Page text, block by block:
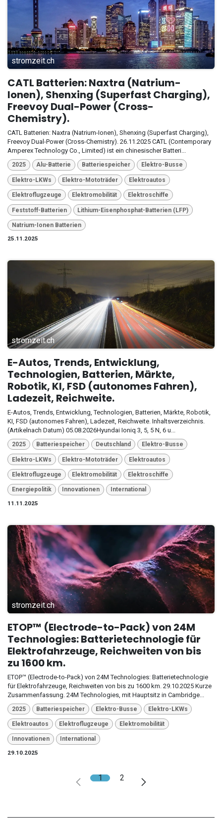
stromzeit.ch
CATL Batterien: Naxtra (Natrium-
Ionen), Shenxing (Superfast Charging),
Freevoy Dual-Power (Cross-
Chemistry).
CATL Batterien: Naxtra (Natrium-Ionen), Shenxing (Superfast Charging),
Freevoy Dual-Power (Cross-Chemistry). 26.11.2025 CATL (Contemporary
Amperex Technology Co., Limited) ist ein chinesischer Batteri...
2025 Alu-Batterie Batteriespeicher Elektro-Busse
Elektro-LKWs Elektro-Mototräder Elektroautos
Elektroflugzeuge Elektromobilität Elektroschiffe
Feststoff-Batterien Lithium-Eisenphosphat-Batterien (LFP)
Natrium-Ionen Batterien
25.11.2025
stromzeit.ch
E-Autos, Trends, Entwicklung,
Technologien, Batterien, Märkte,
Robotik, KI, FSD (autonomes Fahren),
Ladezeit, Reichweite.
E-Autos, Trends, Entwicklung, Technologien, Batterien, Märkte, Robotik,
KI, FSD (autonomes Fahren), Ladezeit, Reichweite. Inhaltsverzeichnis.
(Artikelnach Datum) 05.08.2026Hyundai Ioniq 3, 5, 5 N, 6 u...
2025 Batteriespeicher Deutschland Elektro-Busse
Elektro-LKWs Elektro-Mototräder Elektroautos
Elektroflugzeuge Elektromobilität Elektroschiffe
Energiepolitik Innovationen
International
11.11.2025
stromzeit.ch
ETOP™ (Electrode-to-Pack) von 24M
Technologies: Batterietechnologie für
Elektrofahrzeuge, Reichweiten von bis
zu 1600 km.
ETOP™ (Electrode-to-Pack) von 24M Technologies: Batterietechnologie
für Elektrofahrzeuge, Reichweiten von bis zu 1600 km. 29.10.2025 Kurze
Zusammenfassung. 24M Technologies, mit Hauptsitz in Cambridge...
2025 Batteriespeicher Elektro-Busse Elektro-LKWs
Elektroautos Elektroflugzeuge Elektromobilität
Innovationen
International
29.10.2025
1 2